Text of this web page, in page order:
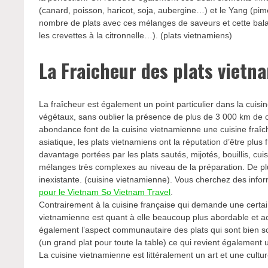
(canard, poisson, haricot, soja, aubergine…) et le Yang
nombre de plats avec ces mélanges de saveurs et cette
les crevettes à la citronnelle…). (plats vietnamiens)
La Fraicheur des plats
La fraîcheur est également un point particulier dans la
végétaux, sans oublier la présence de plus de 3 000 km de
abondance font de la cuisine vietnamienne une cuisine
asiatique, les plats vietnamiens ont la réputation d’être
davantage portées par les plats sautés, mijotés, bouillis,
mélanges très complexes au niveau de la préparation. De
inexistante. (cuisine vietnamienne). Vous cherchez des
pour le Vietnam So Vietnam Travel
Contrairement à la cuisine française qui demande une
vietnamienne est quant à elle beaucoup plus abordable et
également l’aspect communautaire des plats qui sont bien
(un grand plat pour toute la table) ce qui revient également
La cuisine vietnamienne est littéralement un art et une